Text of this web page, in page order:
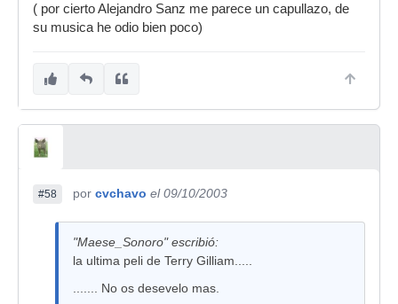
( por cierto Alejandro Sanz me parece un capullazo, de
su musica he odio bien poco)
#58 por cvchavo el 09/10/2003
"Maese_Sonoro" escribió:
la ultima peli de Terry Gilliam.....
....... No os desevelo mas.